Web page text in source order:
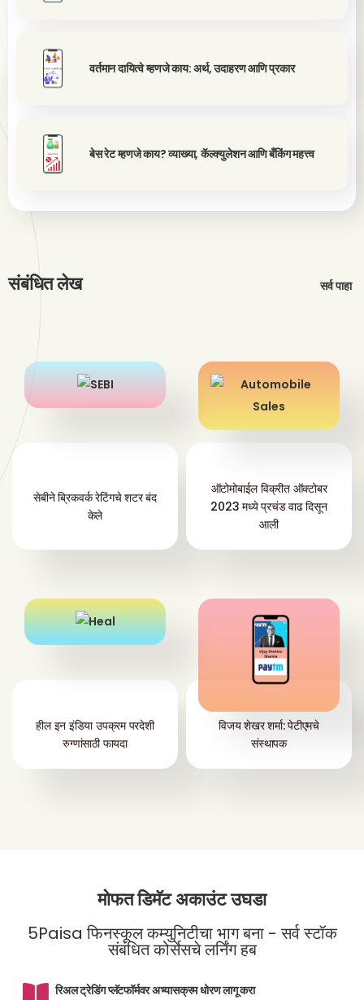
वर्तमान दायित्वे म्हणजे काय: अर्थ, उदाहरण आणि प्रकार
बेस रेट म्हणजे काय? व्याख्या, कॅल्क्युलेशन आणि बँकिंग महत्त्व
संबंधित लेख सर्व पाहा
सेबीने ब्रिकवर्क रेटिंगचे शटर बंद
केले
ऑटोमोबाईल विक्रीत ऑक्टोबर
2023 मध्ये प्रचंड वाढ दिसून
आली
हील इन इंडिया उपक्रम परदेशी
रुग्णांसाठी फायदा
विजय शेखर शर्मा: पेटीएमचे
संस्थापक
मोफत डिमॅट अकाउंट उघडा
5Paisa फिनस्कूल कम्युनिटीचा भाग बना - सर्व स्टॉक
संबंधित कोर्सेसचे लर्निंग हब
रिअल ट्रेडिंग प्लॅटफॉर्मवर अभ्यासक्रम धोरण लागू करा